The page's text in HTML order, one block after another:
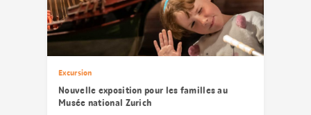
Excursion
Nouvelle exposition pour les familles au
Musée national Zurich